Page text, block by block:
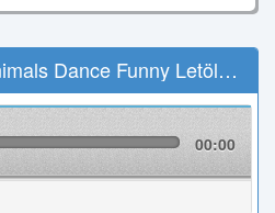
Dance Funny Letöltés
00:00